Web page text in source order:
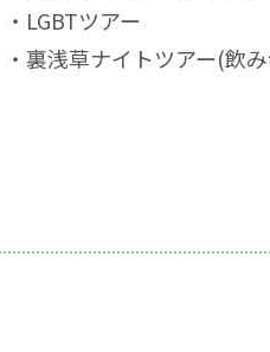
・LGBTツアー
・裏浅草ナイトツアー(飲